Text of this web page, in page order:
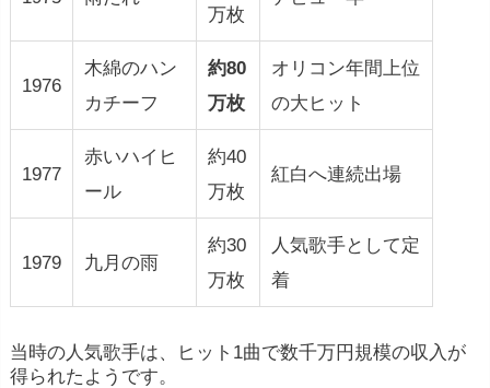
万枚
1976
木綿のハン
カチーフ
約80
万枚
オリコン年間上位
の大ヒット
1977
赤いハイヒ
ール
約40
万枚
紅白へ連続出場
1979 九月の雨
約30
万枚
人気歌手として定
着
当時の人気歌手は、ヒット1曲で数千万円規模の収入が
得られたようです。